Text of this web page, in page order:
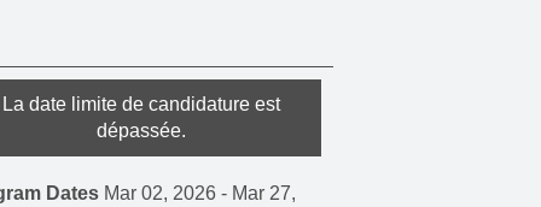
La date limite de candidature est
dépassée.
Dates Mar 02, 2026 - Mar 27,